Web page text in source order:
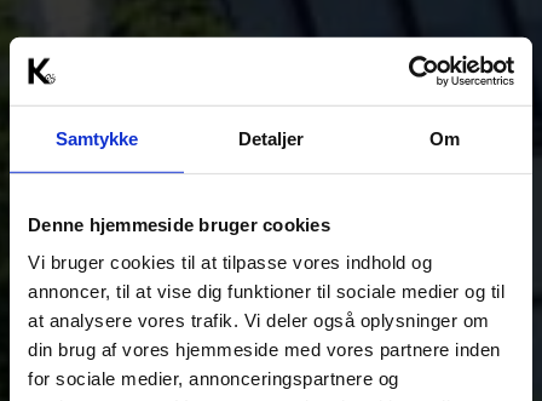
Samtykke Detaljer Om
Denne hjemmeside bruger cookies
Vi bruger cookies til at tilpasse vores indhold og
annoncer, til at vise dig funktioner til sociale medier og til
at analysere vores trafik. Vi deler også oplysninger om
din brug af vores hjemmeside med vores partnere inden
for sociale medier, annonceringspartnere og